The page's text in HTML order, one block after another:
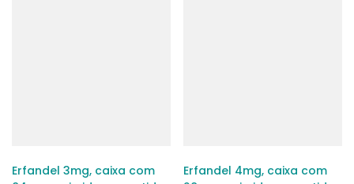
Erfandel 3mg, caixa com
Erfandel 4mg, caixa com